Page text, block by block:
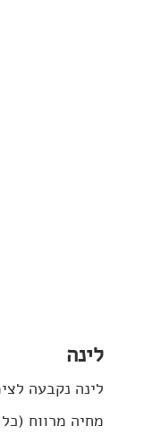
לינה
לינה נקבעה
מחיה מרווח